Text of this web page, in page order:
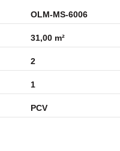
OLM-MS-6006
31,00 m²
2
1
PCV